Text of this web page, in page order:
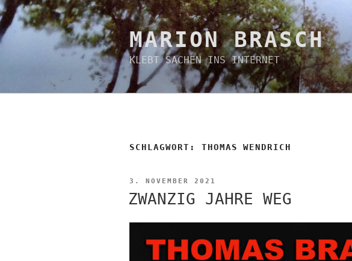
Zum
Inhalt
springen
MARION BRASCH
KLEBT SACHEN INS INTERNET
SCHLAGWORT: THOMAS WENDRICH
VERÖFFENTLICHT
3. NOVEMBER 2021
ZWANZIG JAHRE WEG